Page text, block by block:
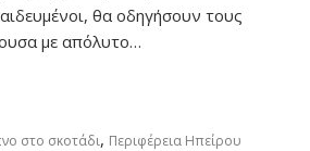
θα οδηγήσουν τους
με απόλυτο…
στο σκοτάδι, Περιφέρεια Ηπείρου